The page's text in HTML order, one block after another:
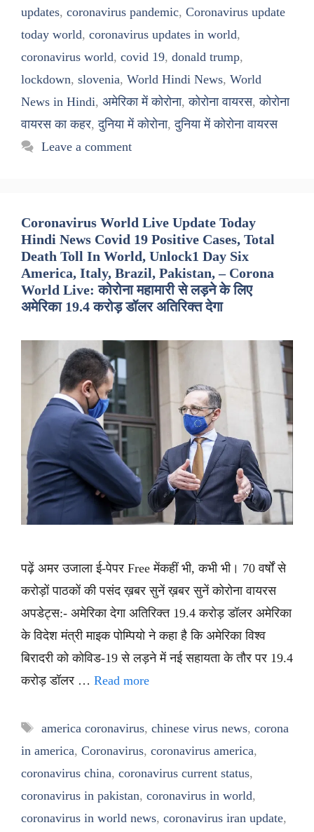
updates, coronavirus pandemic, Coronavirus update
today world, coronavirus updates in world,
coronavirus world, covid 19, donald trump,
lockdown, slovenia, World Hindi News, World
News in Hindi, अमेरिका में कोरोना,कोरोना वायरस,कोरोना
वायरस का कहर,दुनिया में कोरोना,दुनिया में कोरोना वायरस
Leave a comment
Coronavirus World Live Update Today
Hindi News Covid 19 Positive Cases, Total
Death Toll In World, Unlock1 Day Six
America, Italy, Brazil, Pakistan, – Corona
World Live: कोरोना महामारी से लड़ने के लिए
अमेरिका 19.4 करोड़ डॉलर अतिरिक्त देगा
पढ़ें अमर उजाला ई-पेपर Free मेंकहीं भी, कभी भी। 70 वर्षों से
करोड़ों पाठकों की पसंद ख़बर सुनें ख़बर सुनें कोरोना वायरस
अपडेट्स:- अमेरिका देगा अतिरिक्त 19.4 करोड़ डॉलर अमेरिका
के विदेश मंत्री माइक पोम्पियो ने कहा है कि अमेरिका विश्व
बिरादरी को कोविड-19 से लड़ने में नई सहायता के तौर पर 19.4
करोड़ डॉलर … Read more
Tags
america coronavirus, chinese virus news, corona
in america, Coronavirus, coronavirus america,
coronavirus china, coronavirus current status,
coronavirus in pakistan, coronavirus in world,
coronavirus in world news, coronavirus iran update,